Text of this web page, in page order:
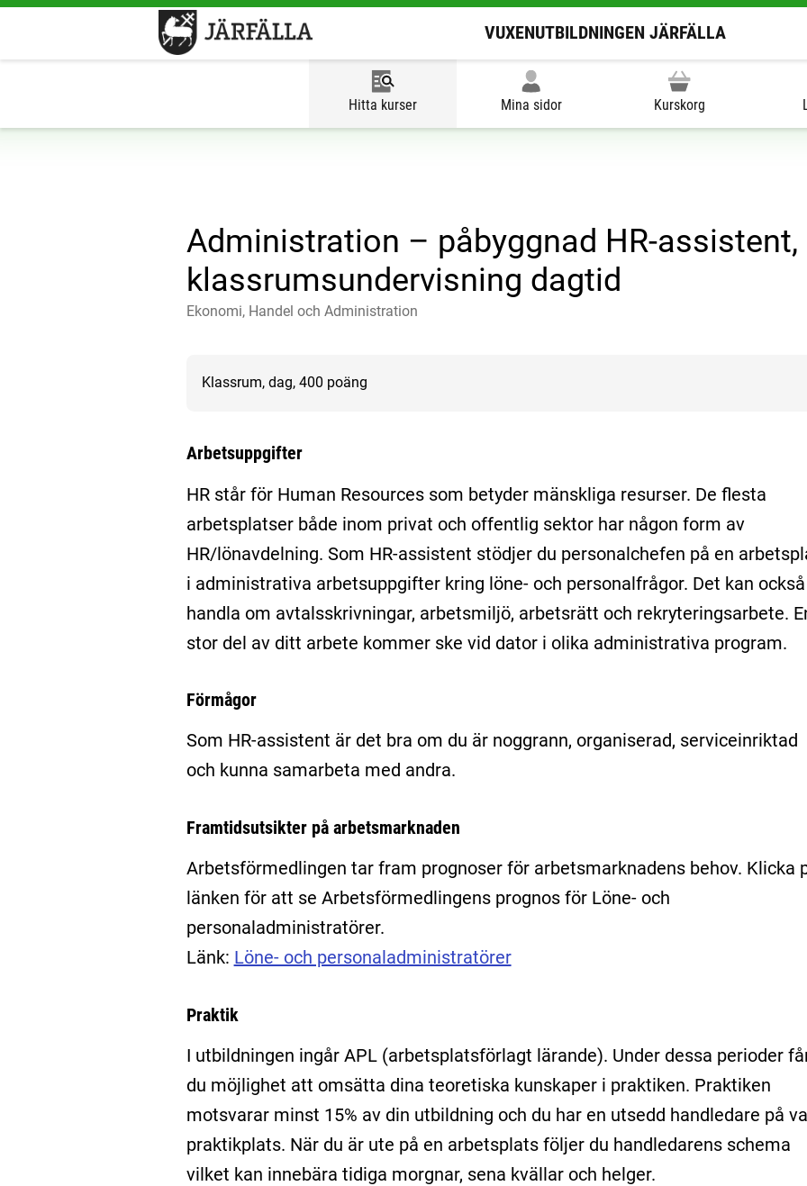
VUXENUTBILDNINGEN JÄRFÄLLA
Hitta kurser Mina sidor Kurskorg
Administration – påbyggnad HR-assistent,
klassrumsundervisning dagtid
Ekonomi, Handel och Administration
Klassrum, dag, 400 poäng
Arbetsuppgifter
HR står för Human Resources som betyder mänskliga resurser. De flesta
arbetsplatser både inom privat och offentlig sektor har någon form av
HR/lönavdelning. Som HR-assistent stödjer du personalchefen på en
i administrativa arbetsuppgifter kring löne- och personalfrågor. Det kan också
handla om avtalsskrivningar, arbetsmiljö, arbetsrätt och rekryteringsarbete.
stor del av ditt arbete kommer ske vid dator i olika administrativa program.
Förmågor
Som HR-assistent är det bra om du är noggrann, organiserad, serviceinriktad
och kunna samarbeta med andra.
Framtidsutsikter på arbetsmarknaden
Arbetsförmedlingen tar fram prognoser för arbetsmarknadens behov. Klicka
länken för att se Arbetsförmedlingens prognos för Löne- och
personaladministratörer.
Länk: Löne- och personaladministratörer
Praktik
I utbildningen ingår APL (arbetsplatsförlagt lärande). Under dessa perioder
du möjlighet att omsätta dina teoretiska kunskaper i praktiken. Praktiken
motsvarar minst 15% av din utbildning och du har en utsedd handledare på
praktikplats. När du är ute på en arbetsplats följer du handledarens schema
vilket kan innebära tidiga morgnar, sena kvällar och helger.